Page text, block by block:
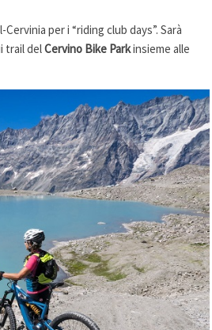
per i “riding club days”. Sarà
trail delCervino Bike Parkinsieme alle